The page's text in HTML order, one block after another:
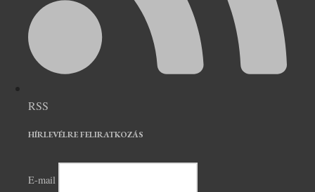
RSS
HÍRLEVÉLRE FELIRATKOZÁS
E-mail